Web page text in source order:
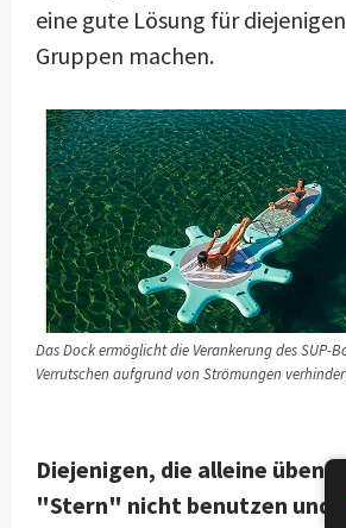
eine gute Lösung für
Gruppen machen.
Das Dock ermöglicht die Verankerung des SUP-
Verrutschen aufgrund von Strömungen
Diejenigen, die alleine üben,
"Stern" nicht benutzen und